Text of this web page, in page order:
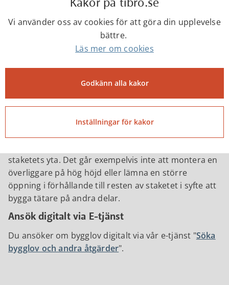
genomsiktlighet.
Övrigt
Gunnebostängsel får sättas upp utan lov oavsett
befintliga marknivån till staketets högsta punkt. Detta
gäller även om man till exempel bygger staket ovanpå
staketets yta. Det går exempelvis inte att montera en
överliggare på hög höjd eller lämna en större
öppning i förhållande till resten av staketet i syfte att
bygga tätare på andra delar.
Ansök digitalt via E-tjänst
Du ansöker om bygglov digitalt via vår e-tjänst "Söka
bygglov och andra åtgärder".
Vi använder oss av cookies för att göra din upplevelse
bättre.
Läs mer om cookies
Godkänn alla kakor
Inställningar för kakor